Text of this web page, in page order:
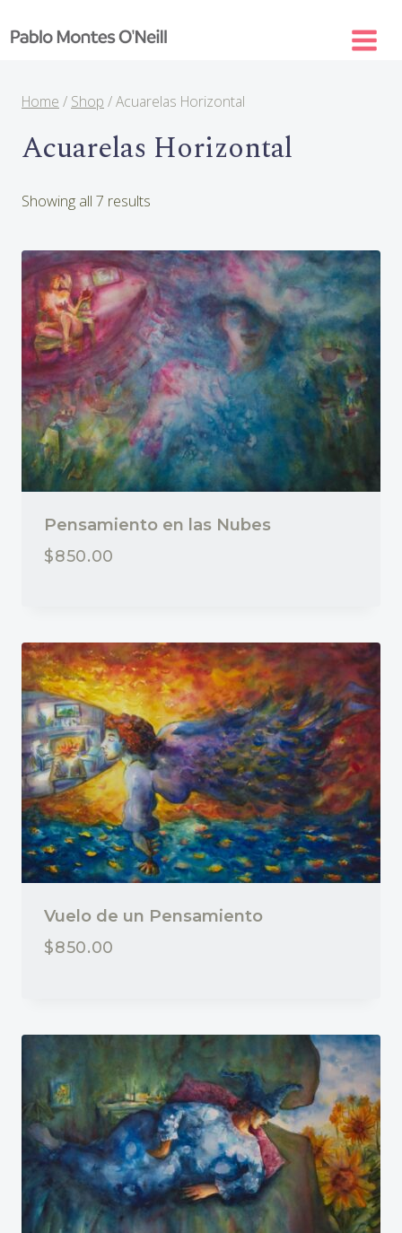
to
Home / Shop /Acuarelas Horizontal
Acuarelas Horizontal
Showing all 7 results
latest
Pensamiento en las Nubes
$850.00
Vuelo de un Pensamiento
$850.00